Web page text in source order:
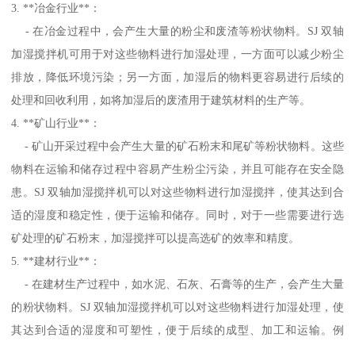
3. **冶金行业**：
- 在冶金过程中，会产生大量的粉尘和废渣等粉状物料。SJ 双轴
加湿搅拌机可用于对这些物料进行加湿处理，一方面可以减少粉尘
排放，降低环境污染；另一方面，加湿后的物料更容易进行后续的
处理和回收利用，如将加湿后的废渣用于建筑材料的生产等。
4. **矿山行业**：
- 矿山开采过程中会产生大量的矿石粉末和尾矿等粉状物料。这些
物料在运输和储存过程中容易产生粉尘污染，并且可能存在安全隐
患。SJ 双轴加湿搅拌机可以对这些物料进行加湿搅拌，使其达到合
适的湿度和稳定性，便于运输和储存。同时，对于一些需要进行选
矿处理的矿石粉末，加湿搅拌可以提高选矿的效率和精度。
5. **建材行业**：
- 在建材生产过程中，如水泥、石灰、石膏等的生产，会产生大量
的粉状物料。SJ 双轴加湿搅拌机可以对这些物料进行加湿处理，使
其达到合适的湿度和可塑性，便于后续的成型、加工和运输。例